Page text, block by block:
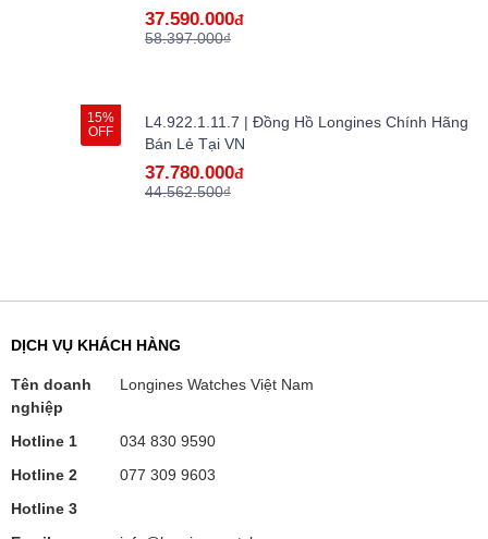
37.590.000đ
58.397.000₫
15%
OFF
L4.922.1.11.7 | Đồng Hồ Longines Chính Hãng
Bán Lẻ Tại VN
37.780.000đ
44.562.500₫
DỊCH VỤ KHÁCH HÀNG
Tên doanh
nghiệp
Longines Watches Việt Nam
Hotline 1
034 830 9590
Hotline 2
077 309 9603
Hotline 3